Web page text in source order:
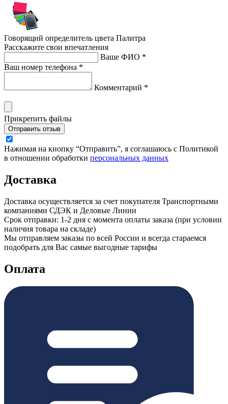
Говорящий определитель цвета Палитра
Расскажите свои впечатления
Ваше ФИО *
Ваш номер телефона *
Комментарий *
Прикрепить файлы
Отправить отзыв
Нажимая на кнопку “Отправить”, я соглашаюсь с Политикой
в отношении обработки персональных данных
Доставка
Доставка осуществляется за счет покупателя Транспортными
компаниями СДЭК и Деловые Линии
Срок отправки: 1-2 дня с момента оплаты заказа (при условии
наличия товара на складе)
Мы отправляем заказы по всей России и всегда стараемся
подобрать для Вас самые выгодные тарифы
Оплата